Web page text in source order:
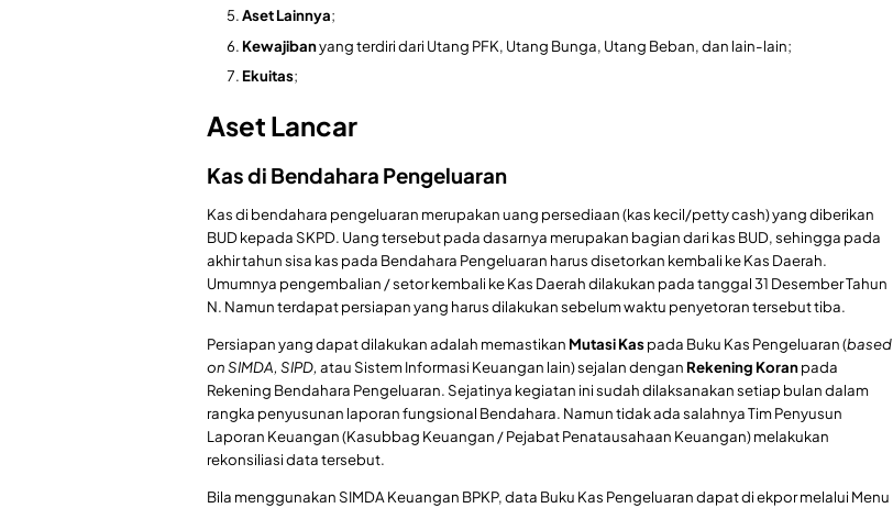
Aset Lainnya;
Kewajibanyang terdiri dari Utang PFK, Utang Bunga, Utang Beban, dan lain-lain;
Ekuitas;
Aset Lancar
Kas di Bendahara Pengeluaran
Kas di bendahara pengeluaran merupakan uang persediaan (kas kecil/petty cash) yang diberikan
BUD kepada SKPD. Uang tersebut pada dasarnya merupakan bagian dari kas BUD, sehingga pada
akhir tahun sisa kas pada Bendahara Pengeluaran harus disetorkan kembali ke Kas Daerah.
Umumnya pengembalian / setor kembali ke Kas Daerah dilakukan pada tanggal 31 Desember Tahun
N. Namun terdapat persiapan yang harus dilakukan sebelum waktu penyetoran tersebut tiba.
Persiapan yang dapat dilakukan adalah memastikan Mutasi Kaspada Buku Kas Pengeluaran (based
on SIMDA, SIPD, atau Sistem Informasi Keuangan lain) sejalan dengan Rekening Koranpada
Rekening Bendahara Pengeluaran. Sejatinya kegiatan ini sudah dilaksanakan setiap bulan dalam
rangka penyusunan laporan fungsional Bendahara. Namun tidak ada salahnya Tim Penyusun
Laporan Keuangan (Kasubbag Keuangan / Pejabat Penatausahaan Keuangan) melakukan
rekonsiliasi data tersebut.
Bila menggunakan SIMDA Keuangan BPKP, data Buku Kas Pengeluaran dapat di ekpor melalui Menu